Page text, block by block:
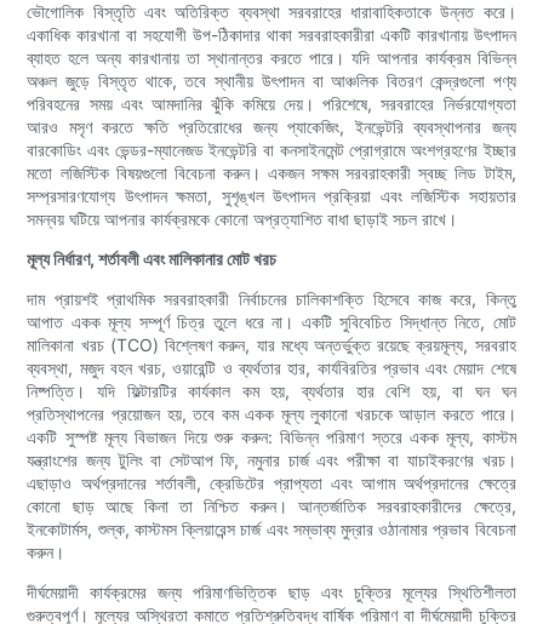
ভৌগোলিক বিস্তৃতি এবং অতিরিক্ত ব্যবস্থা সরবরাহের ধারাবাহিকতাকে উন্নত করে।
একাধিক কারখানা বা সহযোগী উপ-ঠিকাদার থাকা সরবরাহকারীরা একটি কারখানায় উৎপাদন
ব্যাহত হলে অন্য কারখানায় তা স্থানান্তর করতে পারে। যদি আপনার কার্যক্রম বিভিন্ন
অঞ্চল জুড়ে বিস্তৃত থাকে, তবে স্থানীয় উৎপাদন বা আঞ্চলিক বিতরণ কেন্দ্রগুলো পণ্য
পরিবহনের সময় এবং আমদানির ঝুঁকি কমিয়ে দেয়। পরিশেষে, সরবরাহের নির্ভরযোগ্যতা
আরও মসৃণ করতে ক্ষতি প্রতিরোধের জন্য প্যাকেজিং, ইনভেন্টরি ব্যবস্থাপনার জন্য
বারকোডিং এবং ভেন্ডর-ম্যানেজড ইনভেন্টরি বা কনসাইনমেন্ট প্রোগ্রামে অংশগ্রহণের ইচ্ছার
মতো লজিস্টিক বিষয়গুলো বিবেচনা করুন। একজন সক্ষম সরবরাহকারী স্বচ্ছ লিড টাইম,
সম্প্রসারণযোগ্য উৎপাদন ক্ষমতা, সুশৃঙ্খল উৎপাদন প্রক্রিয়া এবং লজিস্টিক সহায়তার
সমন্বয় ঘটিয়ে আপনার কার্যক্রমকে কোনো অপ্রত্যাশিত বাধা ছাড়াই সচল রাখে।
মূল্য নির্ধারণ, শর্তাবলী এবং মালিকানার মোট খরচ
দাম প্রায়শই প্রাথমিক সরবরাহকারী নির্বাচনের চালিকাশক্তি হিসেবে কাজ করে, কিন্তু
আপাত একক মূল্য সম্পূর্ণ চিত্র তুলে ধরে না। একটি সুবিবেচিত সিদ্ধান্ত নিতে, মোট
মালিকানা খরচ (TCO) বিশ্লেষণ করুন, যার মধ্যে অন্তর্ভুক্ত রয়েছে ক্রয়মূল্য, সরবরাহ
ব্যবস্থা, মজুদ বহন খরচ, ওয়ারেন্টি ও ব্যর্থতার হার, কার্যবিরতির প্রভাব এবং মেয়াদ শেষে
নিষ্পত্তি। যদি ফিল্টারটির কার্যকাল কম হয়, ব্যর্থতার হার বেশি হয়, বা ঘন ঘন
প্রতিস্থাপনের প্রয়োজন হয়, তবে কম একক মূল্য লুকানো খরচকে আড়াল করতে পারে।
একটি সুস্পষ্ট মূল্য বিভাজন দিয়ে শুরু করুন: বিভিন্ন পরিমাণ স্তরে একক মূল্য, কাস্টম
যন্ত্রাংশের জন্য টুলিং বা সেটআপ ফি, নমুনার চার্জ এবং পরীক্ষা বা যাচাইকরণের খরচ।
এছাড়াও অর্থপ্রদানের শর্তাবলী, ক্রেডিটের প্রাপ্যতা এবং আগাম অর্থপ্রদানের ক্ষেত্রে
কোনো ছাড় আছে কিনা তা নিশ্চিত করুন। আন্তর্জাতিক সরবরাহকারীদের ক্ষেত্রে,
ইনকোটার্মস, শুল্ক, কাস্টমস ক্লিয়ারেন্স চার্জ এবং সম্ভাব্য মুদ্রার ওঠানামার প্রভাব বিবেচনা
করুন।
দীর্ঘমেয়াদী কার্যক্রমের জন্য পরিমাণভিত্তিক ছাড় এবং চুক্তির মূল্যের স্থিতিশীলতা
গুরুত্বপূর্ণ। মূল্যের অস্থিরতা কমাতে প্রতিশ্রুতিবদ্ধ বার্ষিক পরিমাণ বা দীর্ঘমেয়াদী চুক্তির